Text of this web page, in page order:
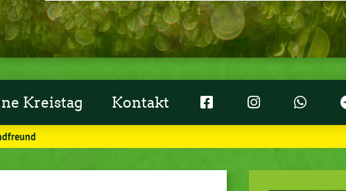
Kreistag Kontakt